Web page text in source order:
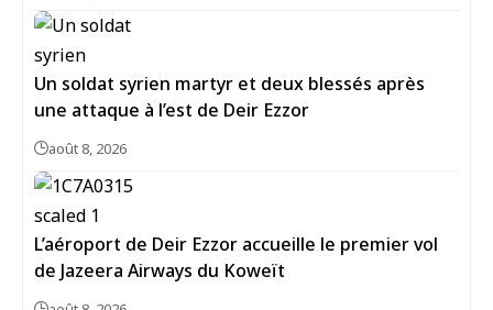
Un soldat syrien martyr et deux blessés après
une attaque à l’est de Deir Ezzor
août 8, 2026
L’aéroport de Deir Ezzor accueille le premier vol
de Jazeera Airways du Koweït